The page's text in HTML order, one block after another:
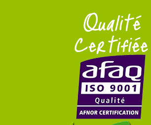
Qualité
Certifiée